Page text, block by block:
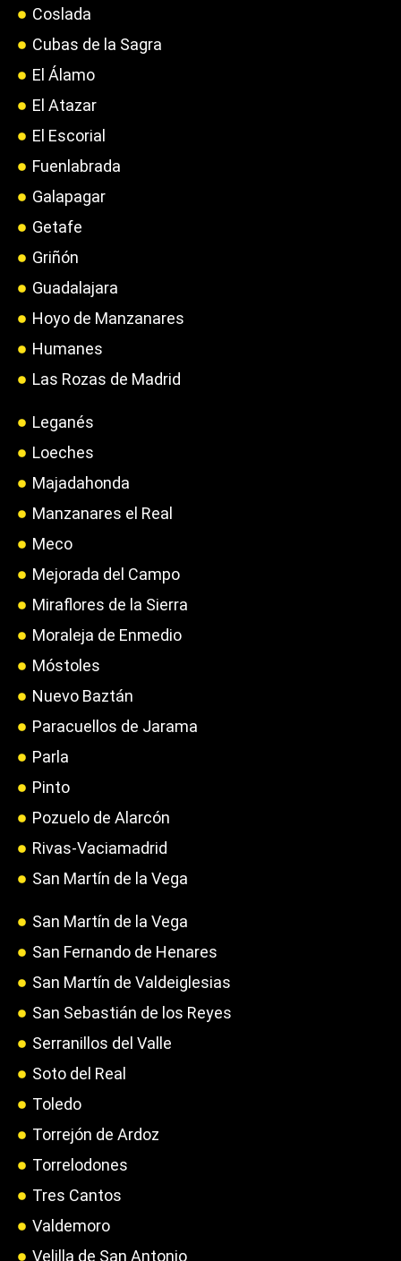
Coslada
Cubas de la Sagra
El Álamo
El Atazar
El Escorial
Fuenlabrada
Galapagar
Getafe
Griñón
Guadalajara
Hoyo de Manzanares
Humanes
Las Rozas de Madrid
Leganés
Loeches
Majadahonda
Manzanares el Real
Meco
Mejorada del Campo
Miraflores de la Sierra
Moraleja de Enmedio
Móstoles
Nuevo Baztán
Paracuellos de Jarama
Parla
Pinto
Pozuelo de Alarcón
Rivas-Vaciamadrid
San Martín de la Vega
San Martín de la Vega
San Fernando de Henares
San Martín de Valdeiglesias
San Sebastián de los Reyes
Serranillos del Valle
Soto del Real
Toledo
Torrejón de Ardoz
Torrelodones
Tres Cantos
Valdemoro
Velilla de San Antonio